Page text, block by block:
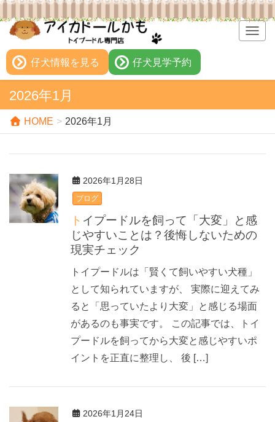
T
i
o
n
仔犬情報を見る 仔犬見学予約
2026年1月
HOME 2026年1月
2026年1月28日
ブログ
トイプードルを飼って「大変」と感
じやすいことは？後悔しないための
現実チェック
トイプードルは「賢くて飼いやすい犬種」
として知られていますが、 実際に迎えてみ
ると「思っていたより大変」と感じる場面
があるのも事実です。 この記事では、トイ
プードルを飼ってから大変と感じやすいポ
イントを正直に整理し、 後 […]
2026年1月24日